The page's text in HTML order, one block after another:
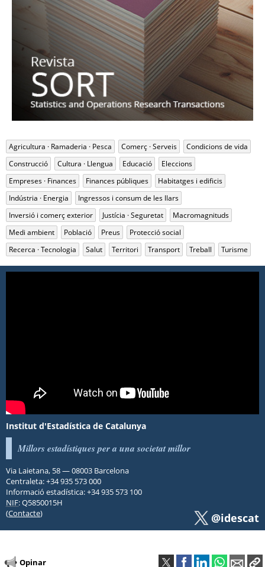
Agricultura · Ramaderia · Pesca Comerç · Serveis
Condicions de vida
Construcció
Cultura · Llengua Educació
Eleccions
Empreses · Finances
Finances públiques
Habitatges i edificis
Indústria · Energia
Ingressos i consum de les llars
Inversió i comerç exterior
Justícia · Seguretat
Macromagnituds
Medi ambient
Població Preus
Protecció social
Recerca · Tecnologia
Salut Territori Transport Treball Turisme
Institut d'Estadística de Catalunya
Millors estadístiques per a una societat millor
Via Laietana, 58—08003 Barcelona
Centraleta:+34 935 573 000
Informació estadística:+34 935 573 100
NIF: Q5850015H
(Contacte) @idescat
Opinar